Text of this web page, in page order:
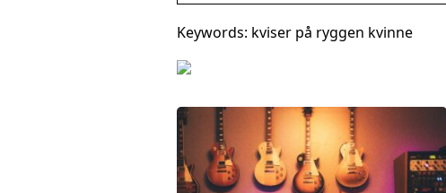
Keywords: kviser på ryggen kvinne